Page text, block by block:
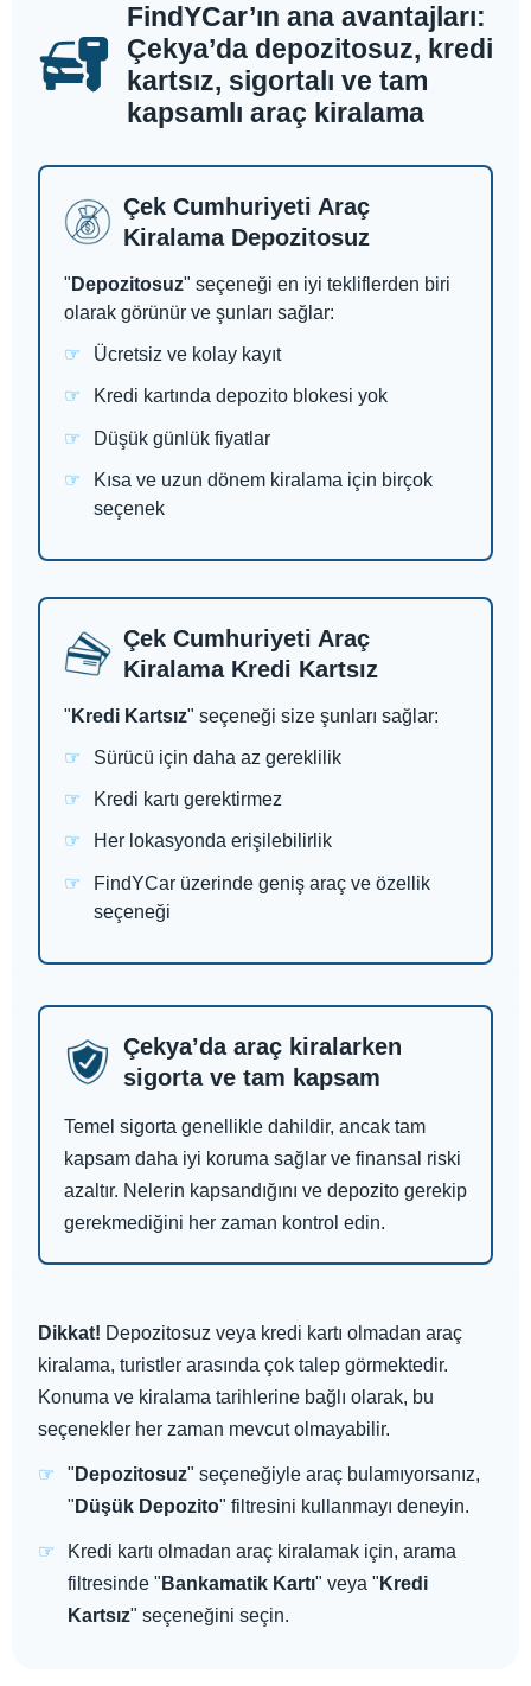
FindYCar’ın ana avantajları:
Çekya’da depozitosuz, kredi
kartsız, sigortalı ve tam
kapsamlı araç kiralama
Çek Cumhuriyeti Araç
Kiralama Depozitosuz
" Depozitosuz" seçeneği en iyi tekliflerden biri
olarak görünür ve şunları sağlar:
Ücretsiz ve kolay kayıt
Kredi kartında depozito blokesi yok
Düşük günlük fiyatlar
Kısa ve uzun dönem kiralama için birçok
seçenek
Çek Cumhuriyeti Araç
Kiralama Kredi Kartsız
" Kredi Kartsız" seçeneği size şunları sağlar:
Sürücü için daha az gereklilik
Kredi kartı gerektirmez
Her lokasyonda erişilebilirlik
FindYCar üzerinde geniş araç ve özellik
seçeneği
Çekya’da araç kiralarken
sigorta ve tam kapsam
Temel sigorta genellikle dahildir, ancak tam
kapsam daha iyi koruma sağlar ve finansal riski
azaltır. Nelerin kapsandığını ve depozito gerekip
gerekmediğini her zaman kontrol edin.
Dikkat! Depozitosuz veya kredi kartı olmadan araç
kiralama, turistler arasında çok talep görmektedir.
Konuma ve kiralama tarihlerine bağlı olarak, bu
seçenekler her zaman mevcut olmayabilir.
" Depozitosuz" seçeneğiyle araç bulamıyorsanız,
" Düşük Depozito" filtresini kullanmayı deneyin.
Kredi kartı olmadan araç kiralamak için, arama
filtresinde " Bankamatik Kartı" veya " Kredi
Kartsız" seçeneğini seçin.